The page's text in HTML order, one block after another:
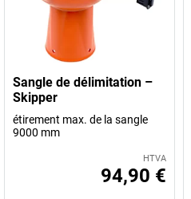
Sangle de délimitation –
Skipper
étirement max. de la sangle
9000 mm
HTVA
94,90 €